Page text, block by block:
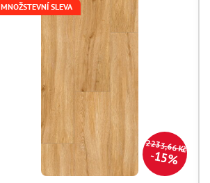
2233,66 Kč
15%
MNOŽSTEVNÍ SLEVA